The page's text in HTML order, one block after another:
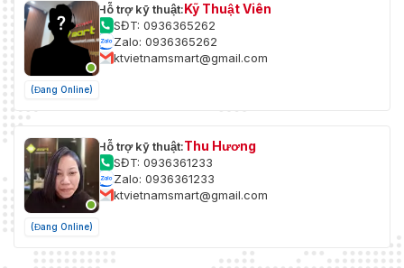
(Đang Online)
Hỗ trợ kỹ thuật:Kỹ Thuật Viên
SĐT: 0936365262
Zalo: 0936365262
ktvietnamsmart@gmail.com
(Đang Online)
Hỗ trợ kỹ thuật:Thu Hương
SĐT: 0936361233
Zalo: 0936361233
ktvietnamsmart@gmail.com